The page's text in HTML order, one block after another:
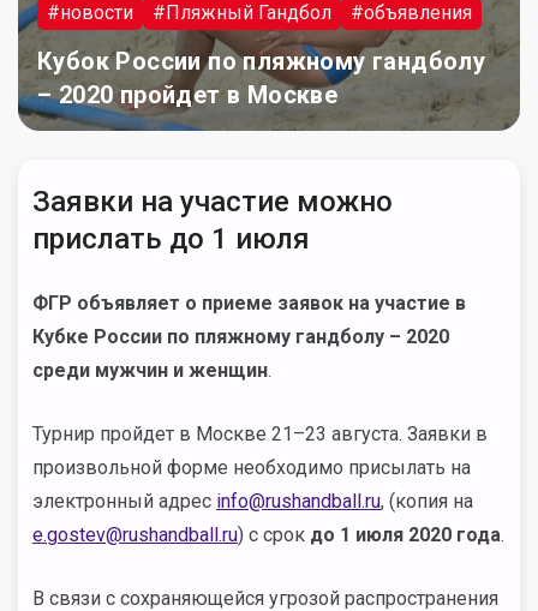
#новости
#Пляжный Гандбол #объявления
Кубок России по пляжному гандболу
– 2020 пройдет в Москве
Заявки на участие можно
прислать до 1 июля
ФГР объявляет о приеме заявок на участие в
Кубке России по пляжному гандболу – 2020
среди мужчин и женщин.
Турнир пройдет в Москве 21–23 августа. Заявки в
произвольной форме необходимо присылать на
электронный адрес info@rushandball.ru, (копия на
e.gostev@rushandball.ru) с срок до 1 июля 2020 года.
В связи с сохраняющейся угрозой распространения